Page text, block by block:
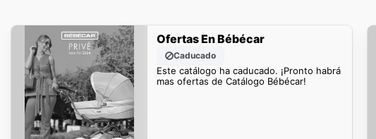
Ofertas En Bébécar
Caducado
Este catálogo ha caducado. ¡Pronto habrá
mas ofertas de Catálogo Bébécar!